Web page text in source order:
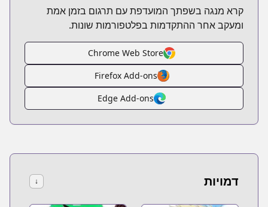
קרא מנגה בשפתך המועדפת עם תרגום בזמן אמת
ומעקב אחר ההתקדמות בפלטפורמות שונות.
Chrome Web Store
Firefox Add-ons
Edge Add-ons
דמויות ↓